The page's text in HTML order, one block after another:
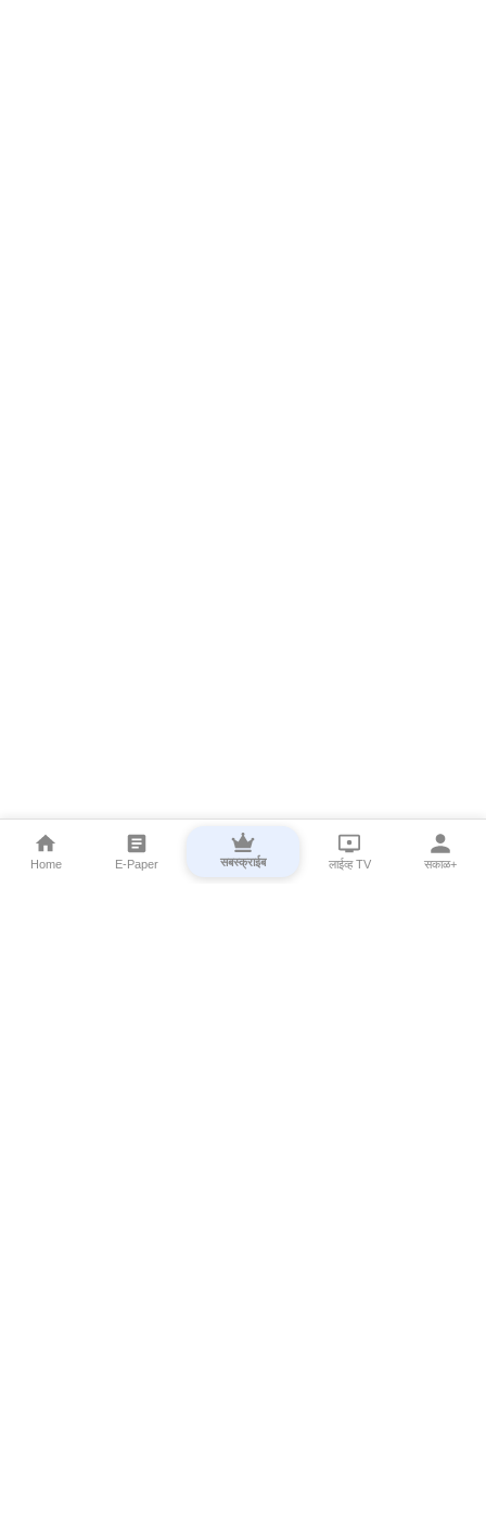
Home E-Paper सबस्क्राईब लाईव्ह TV सकाळ+